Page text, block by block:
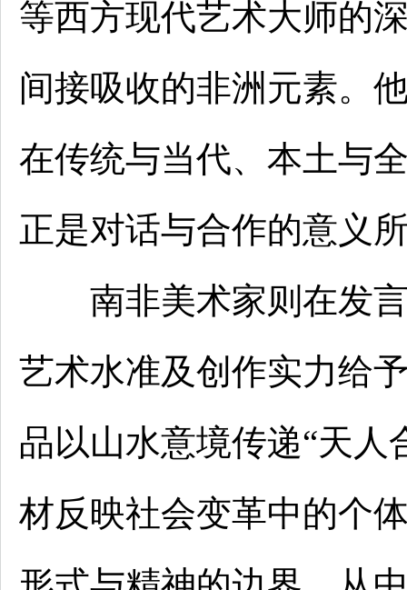
等西方现代艺术大师的
间接吸收的非洲元素。
在传统与当代、本土与
正是对话与合作的意义
南非美术家则在发言
艺术水准及创作实力给
品以山水意境传递“天人
材反映社会变革中的个